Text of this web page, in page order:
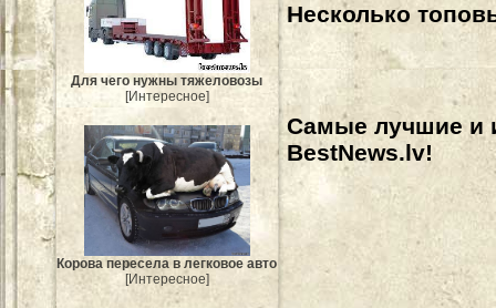
Для чего нужны тяжеловозы
[Интересное]
Корова пересела в легковое авто
[Интересное]
Несколько
Самые лучшие и
BestNews.lv!